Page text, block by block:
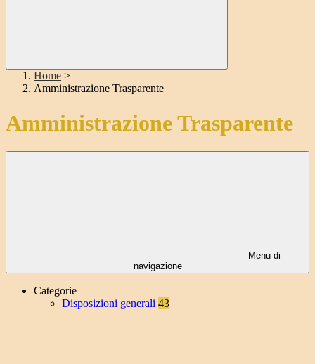
Home >
Amministrazione Trasparente
Amministrazione Trasparente
Menu di
navigazione
Categorie
Disposizioni generali 43